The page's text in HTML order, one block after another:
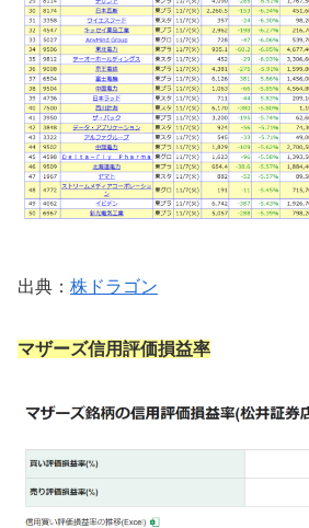
出典： 株ドラゴン
マザーズ信用評価損益率